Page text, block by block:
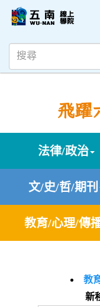
飛躍
法律/政治
文/史/哲/期刊
教育/心理/傳
教
新